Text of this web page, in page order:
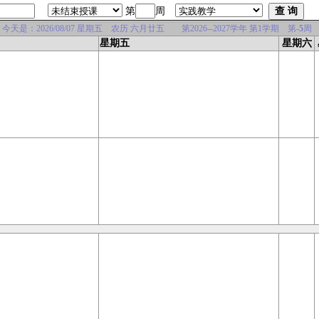
第 周
是：2026/08/07 星期五 农历 六月廿五 第2026--2027学年 第1学期 第-5周
星期五 星期六